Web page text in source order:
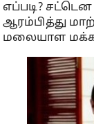
எப்படி?
ஆரம்பித்து
மலையாள